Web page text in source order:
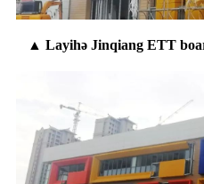
▲ Layihə Jinqiang ETT